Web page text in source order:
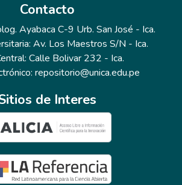
Contacto
Ayabaca C-9 Urb. San José - Ica.
Av. Los Maestros S/N - Ica.
Calle Bolivar 232 - Ica.
repositorio@unica.edu.pe
de Interes